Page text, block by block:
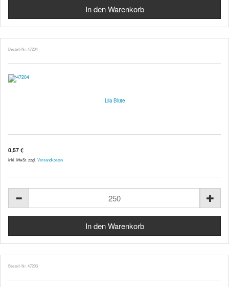
Bestell-Nr. 47204
Lila Blüte
0,57 €
inkl. MwSt. zzgl. Versandkosten
Bestell-Nr. 47203